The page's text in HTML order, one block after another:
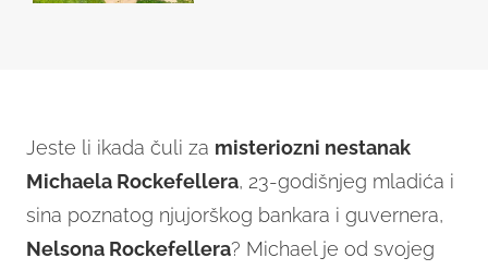
Jeste li ikada čuli za misteriozni nestanak
Michaela Rockefellera, 23-godišnjeg mladića i
sina poznatog njujorškog bankara i guvernera,
Nelsona Rockefellera? Michael je od svojeg